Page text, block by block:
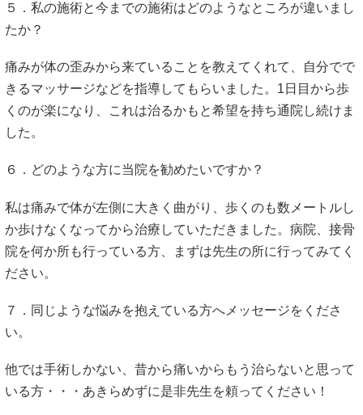
５．私の施術と今までの施術はどのようなところが違いまし
たか？
痛みが体の歪みから来ていることを教えてくれて、自分でで
きるマッサージなどを指導してもらいました。1日目から歩
くのが楽になり、これは治るかもと希望を持ち通院し続けま
した。
６．どのような方に当院を勧めたいですか？
私は痛みで体が左側に大きく曲がり、歩くのも数メートルし
か歩けなくなってから治療していただきました。病院、接骨
院を何か所も行っている方、まずは先生の所に行ってみてく
ださい。
７．同じような悩みを抱えている方へメッセージをくださ
い。
他では手術しかない、昔から痛いからもう治らないと思って
いる方・・・あきらめずに是非先生を頼ってください！